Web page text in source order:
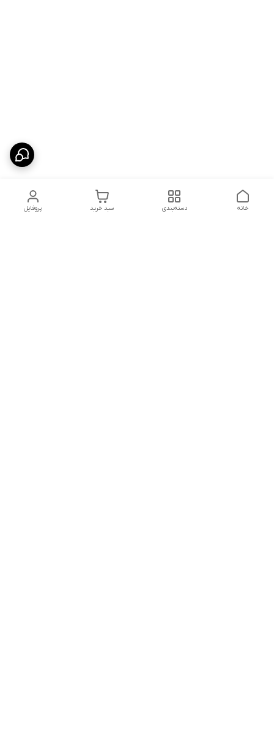
پروفایل سبد خرید دسته‌بندی خانه